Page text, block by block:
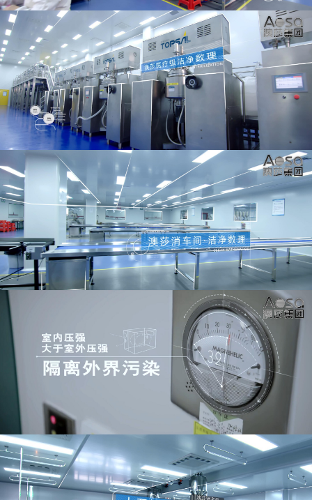
中健药业(贵州)有限公司:依托贵州丰富的生态资源与民族医药智
慧，专业研发与生产保健食品、特殊膳食及大健康养生产品，将
传统养生智慧与现代科技深度融合。中健口腔科学(清远)有限公
司:专注于口腔护理产品与功能性牙青的专业研发与生产以医学
级标准打造科学护齿方案
4.医疗器械领域
澳莎医药(长汀)有限公司:专业从事一类、二类医疗器械的研发与
生产，以严谨的工艺与科技创新为医疗健康领域提供可靠支持。
核心优势
全产业链赋能能力:我们建立了从基础研究、原料甄选、产品研
发到规模化智造的全链路服务体系，具备完善的 GMP 标准生产
环境与严格的质量控制体系。科技研发双引擎驱动:集团汇聚了
生物医药、营养科学、精细化工等多领域科研人才，并与多家高
校及科研机构建立了深度合作关系，持续推动产品创新与技术进
步。生态化协同布局:各子公司在地域与专业领域上形成优势互
补与战略协同，既能深耕垂直领域，又能实现资源与技术的高效
整合，为客户提供跨品类的综合解决方案。企业愿景与使命
使命:以科技融合自然智慧，以匠心铸就卓越品质，为全球消费
者与合作伙伴创造可持续的
健康与美。
愿景:成为全球大健康产业最具创新力与影响力的综合解决方案
提供商，引领健康生活方式
的未来变革。
广东澳莎控股集团，正以开放的姿态、专业的实力和前瞻的布
局，与全球伙伴携手，共同开创健康与美的崭新纪元。